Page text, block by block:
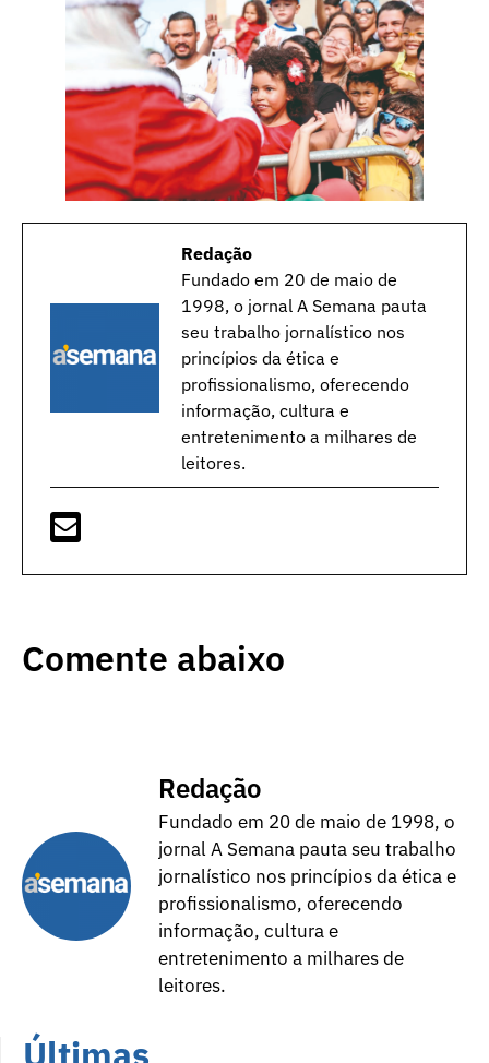
Redação
Fundado em 20 de maio de
1998, o jornal A Semana pauta
seu trabalho jornalístico nos
princípios da ética e
profissionalismo, oferecendo
informação, cultura e
entretenimento a milhares de
leitores.
Comente abaixo
Redação
Fundado em 20 de maio de 1998, o
jornal A Semana pauta seu trabalho
jornalístico nos princípios da ética e
profissionalismo, oferecendo
informação, cultura e
entretenimento a milhares de
leitores.